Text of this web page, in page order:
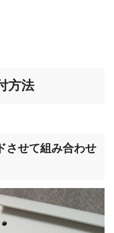
方法
させて組み合わせ